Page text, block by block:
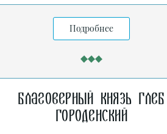
Подробнее
Благоверный князь Глеб
Городенский